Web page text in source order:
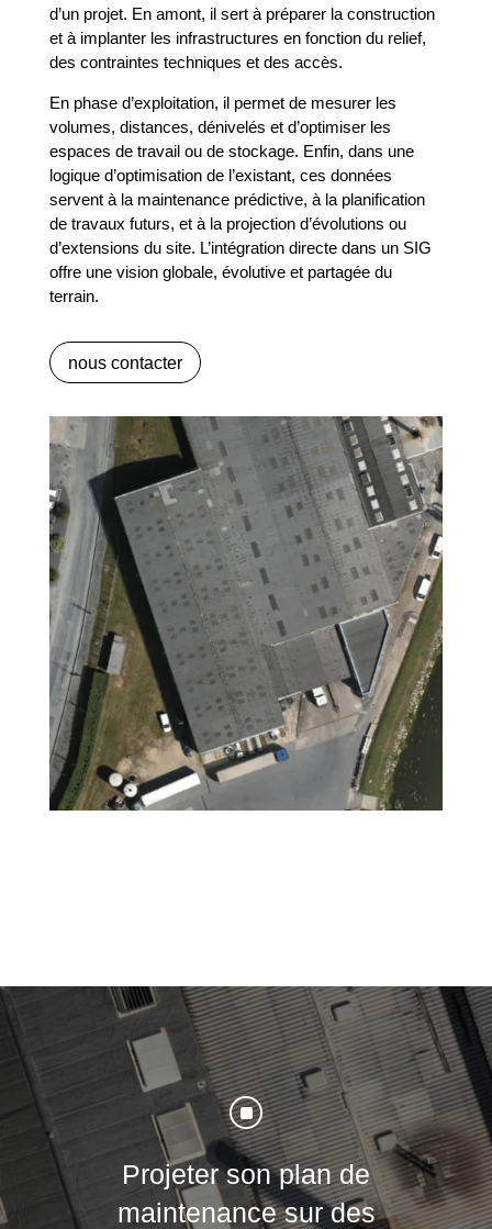
d’un projet. En amont, il sert à préparer la construction
et à implanter les infrastructures en fonction du relief,
des contraintes techniques et des accès.
En phase d’exploitation, il permet de mesurer les
volumes, distances, dénivelés et d’optimiser les
espaces de travail ou de stockage. Enfin, dans une
logique d’optimisation de l’existant, ces données
servent à la maintenance prédictive, à la planification
de travaux futurs, et à la projection d’évolutions ou
d’extensions du site. L’intégration directe dans un SIG
offre une vision globale, évolutive et partagée du
terrain.
nous contacter
]
Projeter son plan de
maintenance sur des